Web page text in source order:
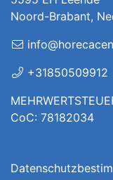
Noord-Brabant,
+31850509912
CoC: 78182034